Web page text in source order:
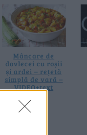
Mâncare de
dovlecei cu roșii
și ardei – rețetă
simplă de vară –
VIDEO+text
28.07.2026